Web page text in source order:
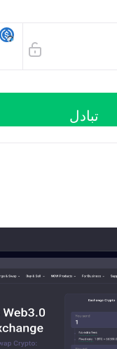
تبادل